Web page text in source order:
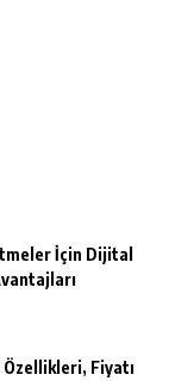
İçin Dijital
Fiyatı